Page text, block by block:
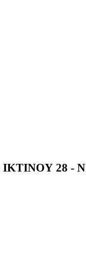
ΙΚΤΙΝΟΥ 28 -